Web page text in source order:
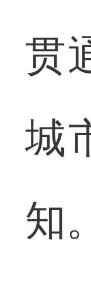
贯
城
知。